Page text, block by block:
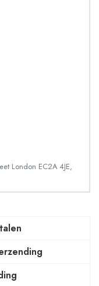
London EC2A 4JE,